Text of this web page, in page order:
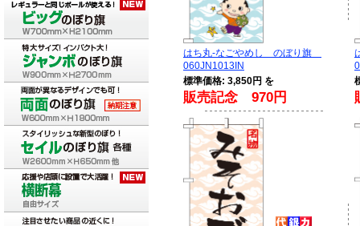
はち丸-なごやめし のぼり旗
060JN1013IN
標準価格: 3,850円 を
販売記念 970円